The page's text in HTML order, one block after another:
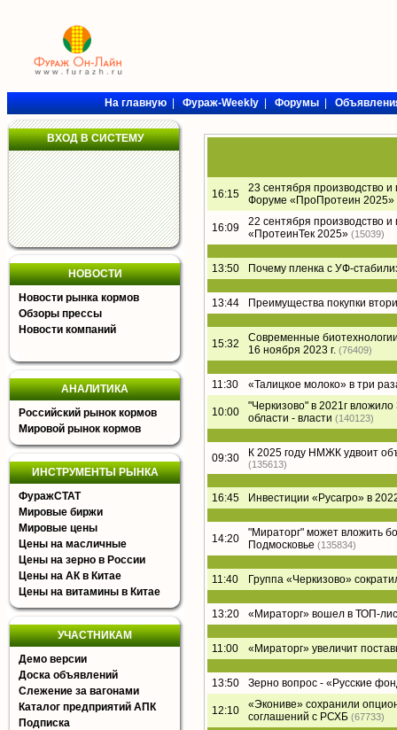
На главную|Фураж-Weekly|Форумы|
ВХОД В СИСТЕМУ
НОВОСТИ
Новости рынка кормов
Обзоры прессы
Новости компаний
АНАЛИТИКА
Российский рынок кормов
Мировой рынок кормов
ИНСТРУМЕНТЫ РЫНКА
ФуражСТАТ
Мировые биржи
Мировые цены
Цены на масличные
Цены на зерно в России
Цены на АК в Китае
Цены на витамины в Китае
УЧАСТНИКАМ
Демо версии
Доска объявлений
Слежение за вагонами
Каталог предприятий АПК
Подписка
16:15
23 сентября производство
Форуме «ПроПротеин 2025»
16:09
22 сентября производство
«ПротеинТек 2025» (15039)
13:50 Почему пленка с УФ-
13:44 Преимущества покупки
15:32
Современные
16 ноября 2023 г. (76409)
11:30 «Талицкое молоко» в три
10:00
"Черкизово" в 2021г
области - власти (140123)
09:30 К 2025 году НМЖК удвоит
(135613)
16:45 Инвестиции «Русагро» в
14:20
"Мираторг" может вложить
Подмосковье (135834)
11:40 Группа «Черкизово»
13:20 «Мираторг» вошел в ТОП-
11:00 «Мираторг» увеличит
13:50 Зерно вопрос - «Русские
12:10
«Экониве» сохранили
соглашений с РСХБ (67733)